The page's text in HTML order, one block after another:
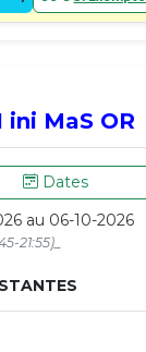
ini MaS OR
Dates
au 06-10-2026
21:55)_